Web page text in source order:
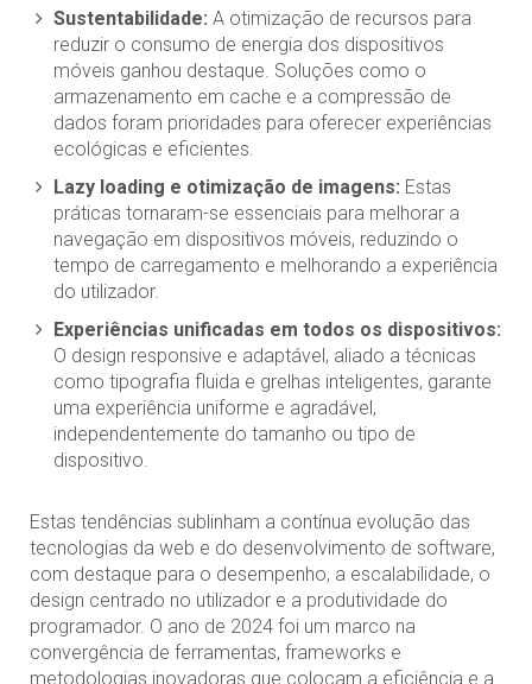
Sustentabilidade: A otimização de recursos para
reduzir o consumo de energia dos dispositivos
móveis ganhou destaque. Soluções como o
armazenamento em cache e a compressão de
dados foram prioridades para oferecer experiências
ecológicas e eficientes.
Lazy loading e otimização de imagens: Estas
práticas tornaram-se essenciais para melhorar a
navegação em dispositivos móveis, reduzindo o
tempo de carregamento e melhorando a experiência
do utilizador.
Experiências unificadas em todos os dispositivos:
O design responsive e adaptável, aliado a técnicas
como tipografia fluida e grelhas inteligentes, garante
uma experiência uniforme e agradável,
independentemente do tamanho ou tipo de
dispositivo.
Estas tendências sublinham a contínua evolução das
tecnologias da web e do desenvolvimento de software,
com destaque para o desempenho, a escalabilidade, o
design centrado no utilizador e a produtividade do
programador. O ano de 2024 foi um marco na
convergência de ferramentas, frameworks e
metodologias inovadoras que colocam a eficiência e a